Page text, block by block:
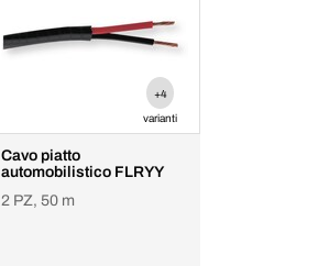
+4
varianti
Cavo piatto
automobilistico FLRYY
2 PZ, 50 m